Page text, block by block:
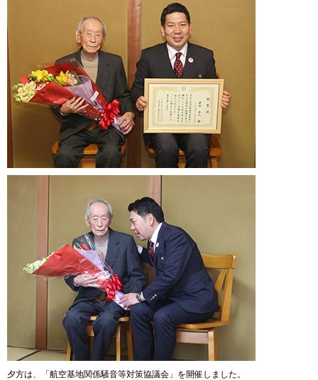
夕方は、「航空基地関係騒音等対策協議会」を開催しました。